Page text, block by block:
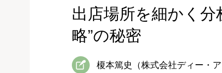
出店場所を細かく
略”の秘密
榎本篤史（株式会社ディー・